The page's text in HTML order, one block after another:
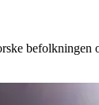
befolkningen